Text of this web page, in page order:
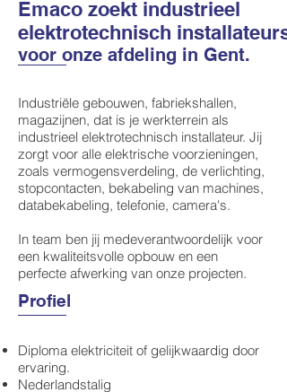
Emaco zoekt industrieel
elektrotechnisch installateurs
voor onze afdeling in Gent.
Industriële gebouwen, fabriekshallen,
magazijnen, dat is je werkterrein als
industrieel elektrotechnisch installateur. Jij
zorgt voor alle elektrische voorzieningen,
zoals vermogensverdeling, de verlichting,
stopcontacten, bekabeling van machines,
databekabeling, telefonie, camera's.
In team ben jij medeverantwoordelijk voor
een kwaliteitsvolle opbouw en een
perfecte afwerking van onze projecten.
Profiel
Diploma elektriciteit of gelijkwaardig door
ervaring.
Nederlandstalig